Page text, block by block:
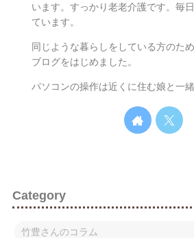
います。すっかり老老介護です。毎
ています。
同じような暮らしをしている方のた
ブログをはじめました。
パソコンの操作は近くに住む娘と一
Category
竹豊さんのコラム